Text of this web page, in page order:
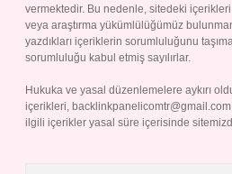
vermektedir. Bu nedenle, sitedeki
veya araştırma yükümlülüğümüz
yazdıkları içeriklerin sorumluluğunu
sorumluluğu kabul etmiş sayılırlar.
Hukuka ve yasal düzenlemelere aykırı
içerikleri, backlinkpanelicomtr@gmail.com
ilgili içerikler yasal süre içerisinde